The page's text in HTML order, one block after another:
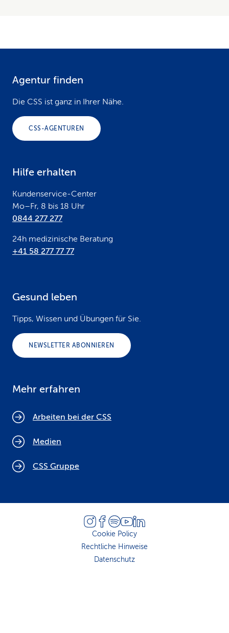
Agentur finden
Die CSS ist ganz in Ihrer Nähe.
CSS-AGENTUREN
Hilfe erhalten
Kundenservice-Center
Mo–Fr, 8 bis 18 Uhr
0844 277 277
24h medizinische Beratung
+41 58 277 77 77
Gesund leben
Tipps, Wissen und Übungen für Sie.
NEWSLETTER ABONNIEREN
Mehr erfahren
Arbeiten bei der CSS
Medien
CSS Gruppe
Cookie Policy
Rechtliche Hinweise
Datenschutz